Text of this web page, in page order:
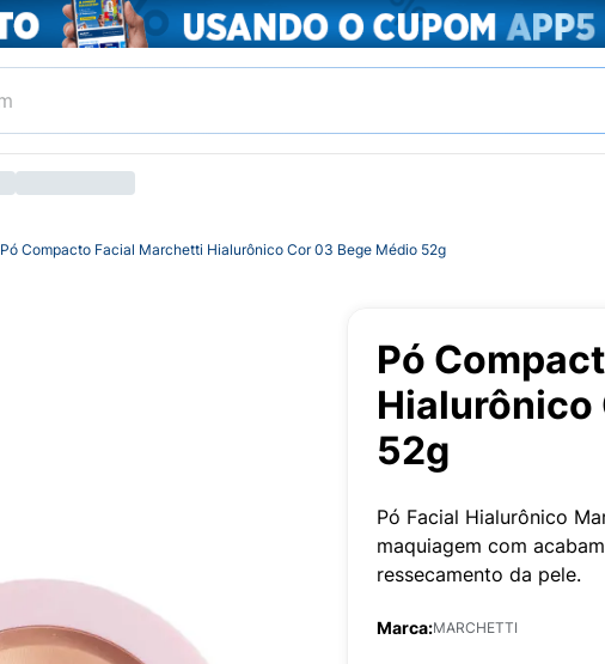
Pó Compacto Facial Marchetti Hialurônico Cor 03 Bege Médio 52g
Pó
Hialurônico
52g
Pó Facial Hialurônico
maquiagem com
ressecamento da pele.
Marca:MARCHETTI